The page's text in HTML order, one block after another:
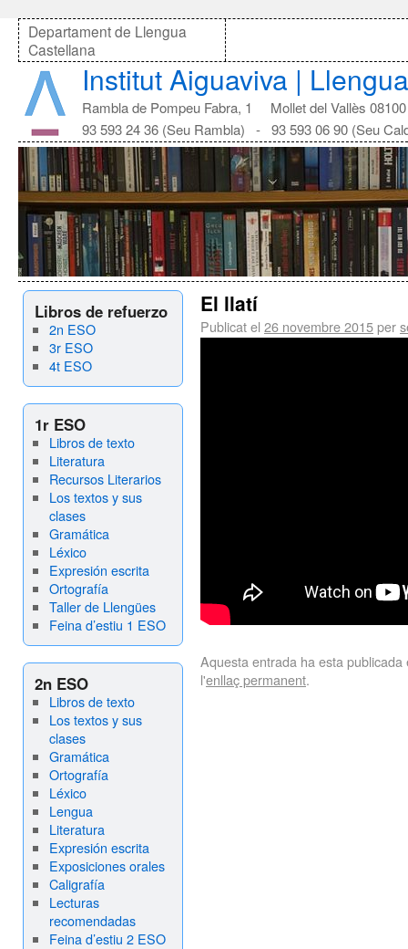
Departament de Llengua
Castellana
Institut Aiguaviva |
Rambla de Pompeu Fabra, 1 Mollet del Vallès 08100
93 593 24 36 (Seu Rambla) - 93 593 06 90 (Seu
Libros de refuerzo
2n ESO
3r ESO
4t ESO
1r ESO
Libros de texto
Literatura
Recursos Literarios
Los textos y sus
clases
Gramática
Léxico
Expresión escrita
Ortografía
Taller de Llengües
Feina d’estiu 1 ESO
2n ESO
Libros de texto
Los textos y sus
clases
Gramática
Ortografía
Léxico
Lengua
Literatura
Expresión escrita
Exposiciones orales
Caligrafía
Lecturas
recomendadas
Feina d’estiu 2 ESO
El llatí
Publicat el 26 novembre 2015per
Aquesta entrada ha esta
l'enllaç permanent.